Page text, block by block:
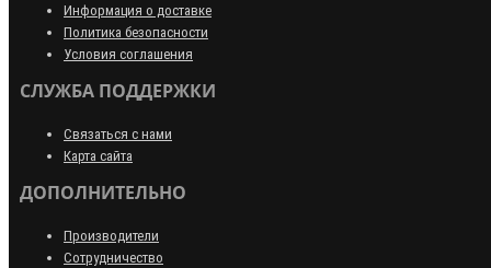
Информация о доставке
Политика безопасности
Условия соглашения
СЛУЖБА ПОДДЕРЖКИ
Связаться с нами
Карта сайта
ДОПОЛНИТЕЛЬНО
Производители
Сотрудничество